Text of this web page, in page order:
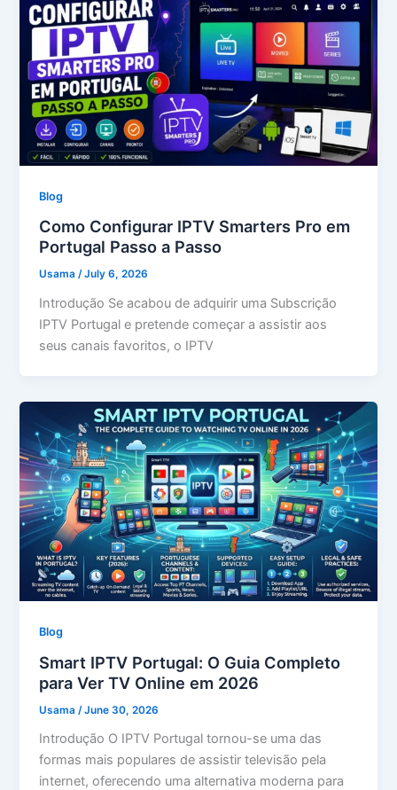
Blog
Como Configurar IPTV Smarters Pro em
Portugal Passo a Passo
Usama/July 6, 2026
Introdução Se acabou de adquirir uma Subscrição
IPTV Portugal e pretende começar a assistir aos
seus canais favoritos, o IPTV
Blog
Smart IPTV Portugal: O Guia Completo
para Ver TV Online em 2026
Usama /June 30, 2026
Introdução O IPTV Portugal tornou-se uma das
formas mais populares de assistir televisão pela
internet, oferecendo uma alternativa moderna para